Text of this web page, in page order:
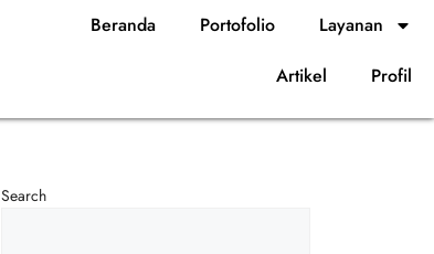
Beranda Portofolio
Layanan
Artikel
Profil
Search